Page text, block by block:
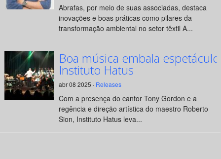
Abrafas, por meio de suas associadas, destaca
inovações e boas práticas como pilares da
transformação ambiental no setor têxtil A...
Boa música embala
Instituto Hatus
abr 08 2025 · Releases
Com a presença do cantor Tony Gordon e a
regência e direção artística do maestro Roberto
Sion, Instituto Hatus leva...